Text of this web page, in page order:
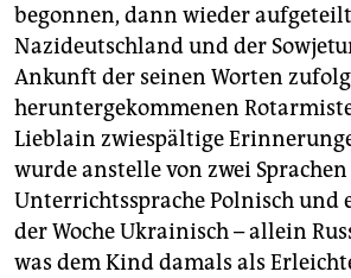
begonnen, dann wieder
Nazideutschland und der
Ankunft der seinen Worten
heruntergekommenen
Lieblain zwiespältige
wurde anstelle von zwei Sprachen
Unterrichtssprache Polnisch und
der Woche Ukrainisch – allein
was dem Kind damals als